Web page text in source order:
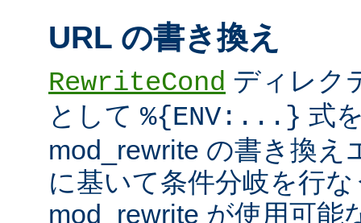
URL の書き換え
RewriteCond ディレク
として %{ENV:...} 式
mod_rewrite の書き換え
に基いて条件分岐を行
mod_rewrite が使用可能